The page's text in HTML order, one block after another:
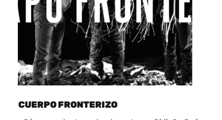
CUERPO FRONTERIZO